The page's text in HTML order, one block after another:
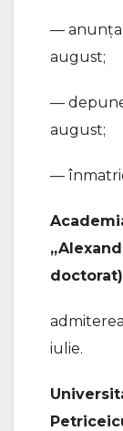
—
august;
—
august;
—
iulie.